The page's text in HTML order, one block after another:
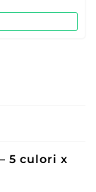
5 culori x